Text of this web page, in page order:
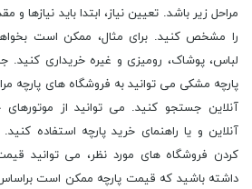
مراحل زیر باشد. تعیین نیاز، ابتدا باید نیازها و
را مشخص کنید. برای مثال، ممکن است
لباس، پوشاک، رومیزی و غیره خریداری کنید.
پارچه مشکی می توانید به فروشگاه های پارچه
آنلاین جستجو کنید. می توانید از
آنلاین و یا راهنمای خرید پارچه استفاده
کردن فروشگاه های مورد نظر، می توانید
داشته باشید که قیمت پارچه ممکن است براساس